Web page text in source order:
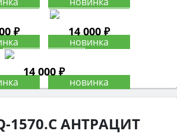
₽ 14 000 ₽
14 000 ₽
1570.C АНТРАЦИТ